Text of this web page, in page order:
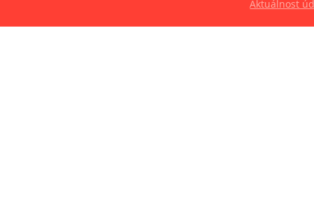
Aktuálnost